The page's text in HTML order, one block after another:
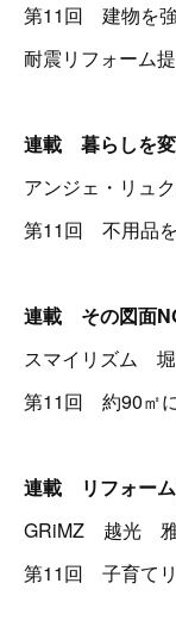
第11回 建物を
耐震リフォーム
連載 暮らしを変
アンジェ・リ
第11回 不用品を
連載 その図面
スマイリズム
第11回 約90㎡
連載 リフォー
GRiMZ 越光
第11回 子育てリ